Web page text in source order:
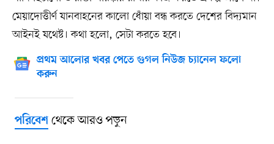
মেয়াদোত্তীর্ণ যানবাহনের কালো ধোঁয়া বন্ধ করতে দেশের বিদ্যমান
আইনই যথেষ্ট। কথা হলো, সেটা করতে হবে।
প্রথম আলোর খবর পেতে গুগল নিউজ চ্যানেল ফলো
করুন
পরিবেশথেকে আরও পড়ুন